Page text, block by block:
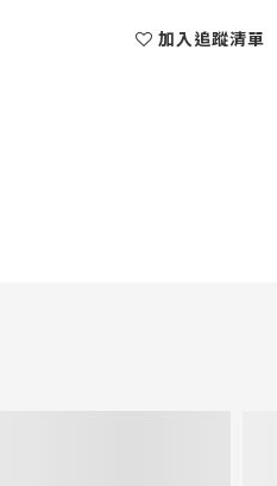
加入追蹤清單